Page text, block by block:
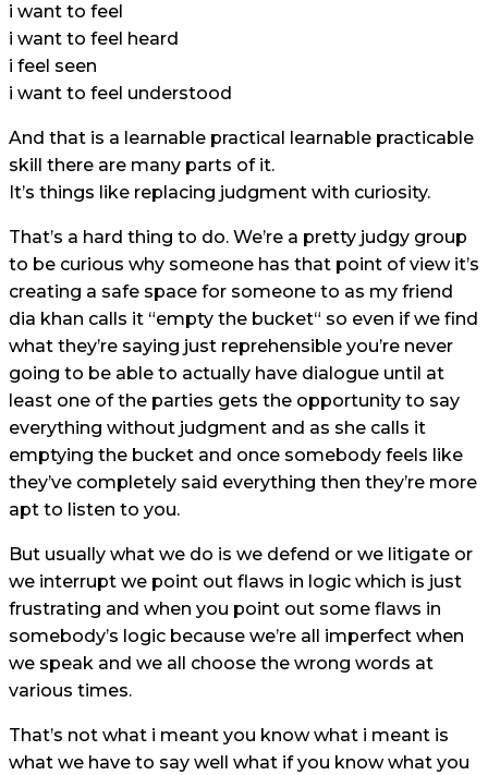
i want to feel
i want to feel heard
i feel seen
i want to feel understood
And that is a learnable practical learnable practicable
skill there are many parts of it.
It’s things like replacing judgment with curiosity.
That’s a hard thing to do. We’re a pretty judgy group
to be curious why someone has that point of view it’s
creating a safe space for someone to as my friend
dia khan calls it “empty the bucket“ so even if we find
what they’re saying just reprehensible you’re never
going to be able to actually have dialogue until at
least one of the parties gets the opportunity to say
everything without judgment and as she calls it
emptying the bucket and once somebody feels like
they’ve completely said everything then they’re more
apt to listen to you.
But usually what we do is we defend or we litigate or
we interrupt we point out flaws in logic which is just
frustrating and when you point out some flaws in
somebody’s logic because we’re all imperfect when
we speak and we all choose the wrong words at
various times.
That’s not what i meant you know what i meant is
what we have to say well what if you know what you